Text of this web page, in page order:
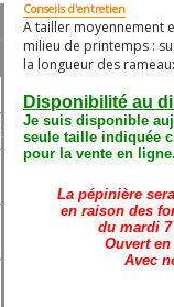
Conseils d'entretien
A tailler moyennement
milieu de printemps :
la longueur des
Disponibilité au
Je suis disponible
seule taille indiquée
pour la vente en
La pépinière
en raison des
du mardi
Ouvert
Avec